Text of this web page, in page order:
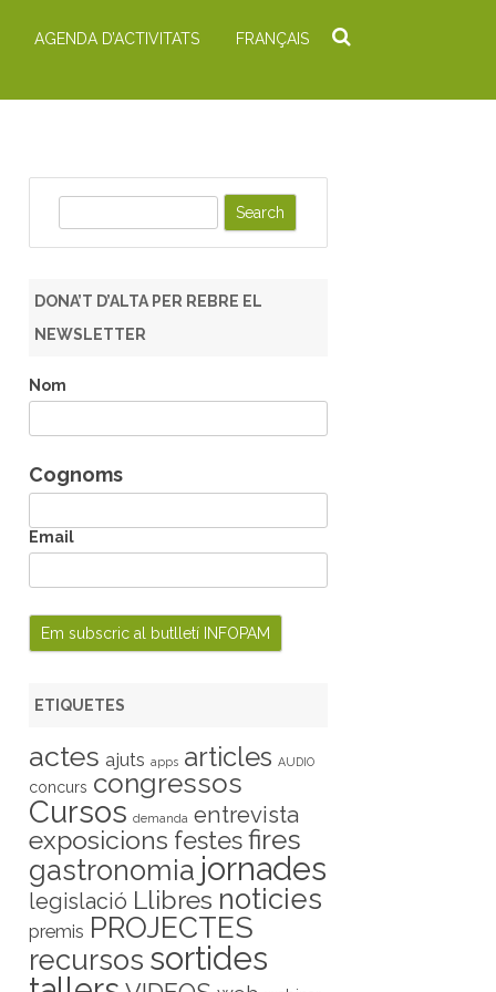
AGENDA D’ACTIVITATS FRANÇAIS
h
DONA’T D’ALTA PER REBRE EL
NEWSLETTER
Nom
Cognoms
Email
ETIQUETES
actes ajuts apps articles AUDIO
concurs congressos
Cursos demanda entrevista
exposicions festes fires
gastronomia jornades
legislació Llibres noticies
premis PROJECTES
recursos sortides